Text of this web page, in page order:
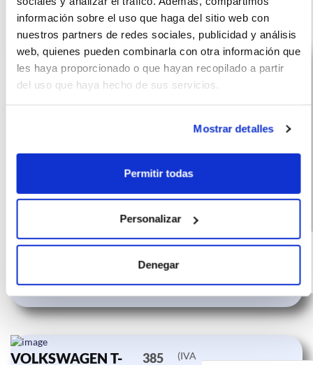
información sobre el uso que haga del sitio web con
nuestros partners de redes sociales, publicidad y análisis
web, quienes pueden combinarla con otra información que
les haya proporcionado o que hayan recopilado a partir
del uso que haya hecho de sus servicios.
Mostrar detalles
Permitir todas
Personalizar
Denegar
ROC
T-Roc
€/mes
(IVA
incluido)
VOLKSWAGEN T-
385
(IVA